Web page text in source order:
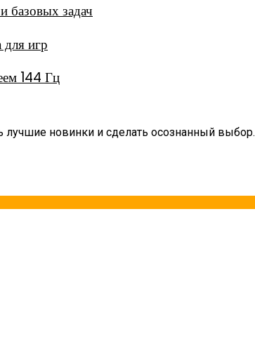
задач
игр
144 Гц
новинки и сделать осознанный выбор.